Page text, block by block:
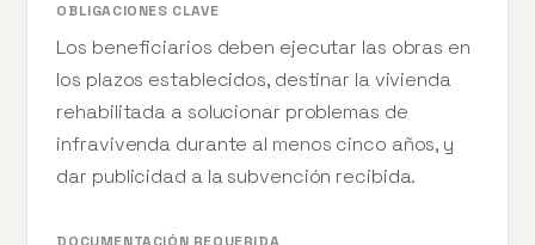
OBLIGACIONES CLAVE
Los beneficiarios deben ejecutar las obras en
los plazos establecidos, destinar la vivienda
rehabilitada a solucionar problemas de
infravivenda durante al menos cinco años, y
dar publicidad a la subvención recibida.